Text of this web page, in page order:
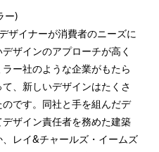
ー)
ザイナーが消費者のニーズに
ザインのアプローチが高く
ー社のような企業がもたら
、新しいデザインはたくさ
です。同社と手を組んだデ
ザイン責任者を務めた建築
レイ&チャールズ・イームズ